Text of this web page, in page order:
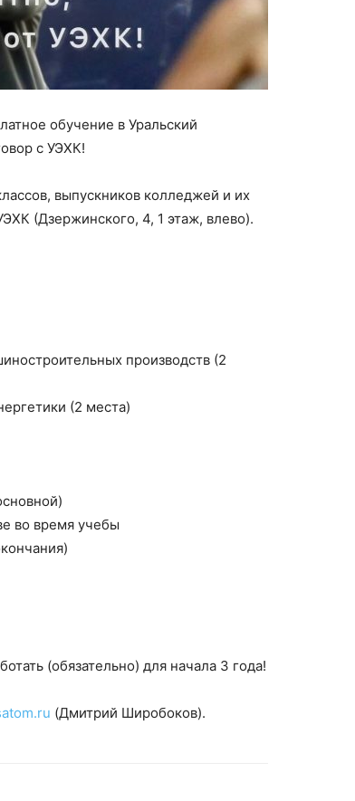
обучение в Уральский
с УЭХК!
выпускников колледжей и их
(Дзержинского, 4, 1 этаж, влево).
производств (2
(2 места)
во время учебы
(обязательно) для начала 3 года!
(Дмитрий Широбоков).